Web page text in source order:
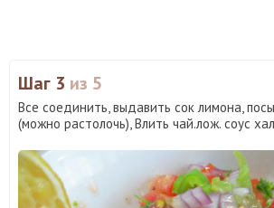
Шаг 3 из 5
Все соединить, выдавить сок лимона,
(можно растолочь), Влить чай.лож. соус